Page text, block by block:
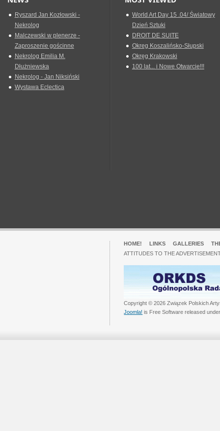
Ryszard Jan Kozłowski -
Nekrolog
Malczewski w plenerze -
Zaproszenie gościnne
Nekrolog Emilia M.
Dłużniewska
Nekrolog - Jan Niksiński
Wystawa Eclectica
World Art Day 15 .04/ Światowy
Dzień Sztuki
DROIT DE SUITE
Okreg Koszalińsko-Słupski
Okręg Krakowski
100 lat... i Nowe Otwarcie!!!
HOME! LINKS GALLERIES
ATTITUDES TO THE
Copyright © 2026 Związek Polskich
Joomla! is Free Software released